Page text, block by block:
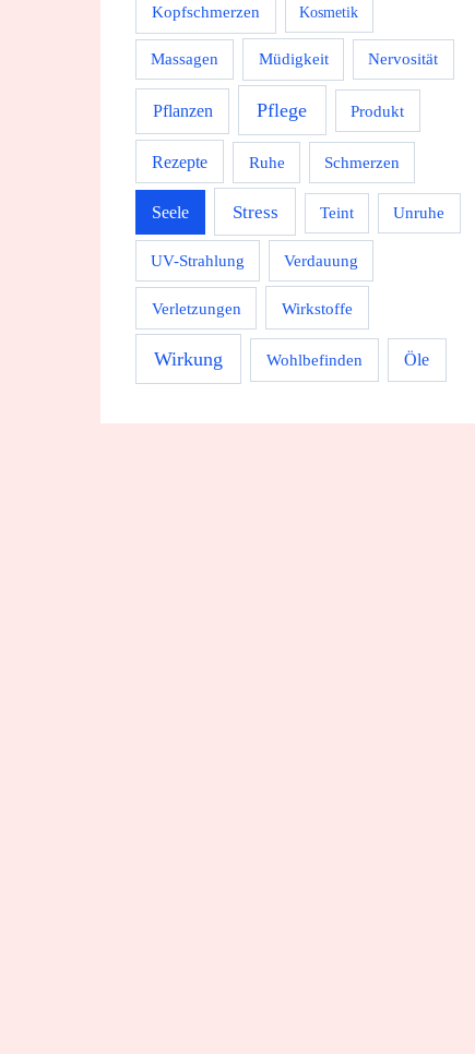
Kopfschmerzen Kosmetik
Massagen Müdigkeit Nervosität
Pflanzen Pflege Produkt
Rezepte Ruhe Schmerzen
Seele Stress Teint Unruhe
UV-Strahlung Verdauung
Verletzungen Wirkstoffe
Wirkung Wohlbefinden Öle